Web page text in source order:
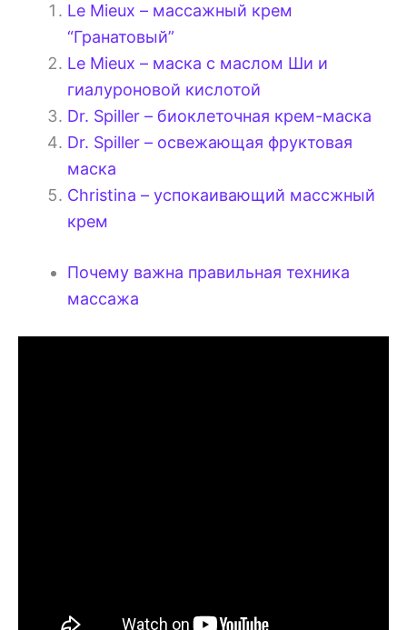
Le Mieux – массажный крем
“Гранатовый”
Le Mieux – маска с маслом Ши и
гиалуроновой кислотой
Dr. Spiller – биоклеточная крем-маска
Dr. Spiller – освежающая фруктовая
маска
Christina – успокаивающий массжный
крем
Почему важна правильная техника
массажа